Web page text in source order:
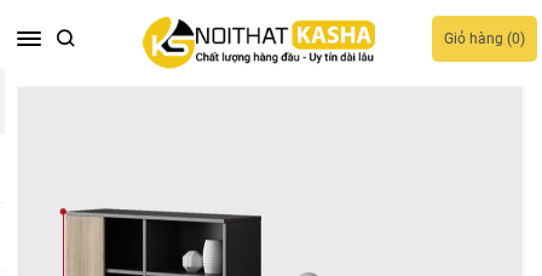
Giỏ hàng (0)